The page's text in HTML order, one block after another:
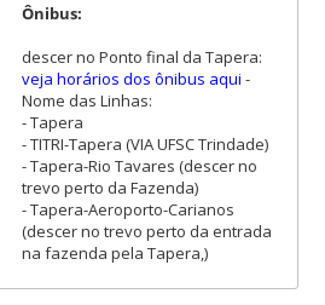
Ônibus:
descer no Ponto final da Tapera:
veja horários dos ônibus aqui -
Nome das Linhas:
- Tapera
- TITRI-Tapera (VIA UFSC Trindade)
- Tapera-Rio Tavares (descer no
trevo perto da Fazenda)
- Tapera-Aeroporto-Carianos
(descer no trevo perto da entrada
na fazenda pela Tapera,)